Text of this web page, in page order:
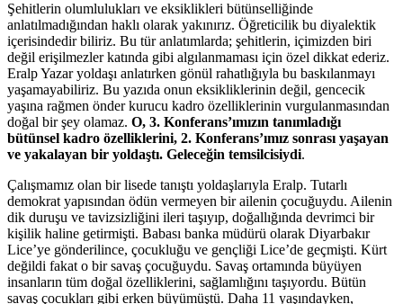
Şehitlerin olumlulukları ve eksiklikleri bütünselliğinde
anlatılmadığından haklı olarak yakınırız. Öğreticilik bu diyalektik
içerisindedir biliriz. Bu tür anlatımlarda; şehitlerin, içimizden biri
değil erişilmezler katında gibi algılanmaması için özel dikkat ederiz.
Eralp Yazar yoldaşı anlatırken gönül rahatlığıyla bu baskılanmayı
yaşamayabiliriz. Bu yazıda onun eksikliklerinin değil, gencecik
yaşına rağmen önder kurucu kadro özelliklerinin vurgulanmasından
doğal bir şey olamaz. O, 3. Konferans’ımızın tanımladığı
bütünsel kadro özelliklerini, 2. Konferans’ımız sonrası yaşayan
ve yakalayan bir yoldaştı. Geleceğin temsilcisiydi.
Çalışmamız olan bir lisede tanıştı yoldaşlarıyla Eralp. Tutarlı
demokrat yapısından ödün vermeyen bir ailenin çocuğuydu. Ailenin
dik duruşu ve tavizsizliğini ileri taşıyıp, doğallığında devrimci bir
kişilik haline getirmişti. Babası banka müdürü olarak Diyarbakır
Lice’ye gönderilince, çocukluğu ve gençliği Lice’de geçmişti. Kürt
değildi fakat o bir savaş çocuğuydu. Savaş ortamında büyüyen
insanların tüm doğal özelliklerini, sağlamlığını taşıyordu. Bütün
savaş çocukları gibi erken büyümüştü. Daha 11 yaşındayken,